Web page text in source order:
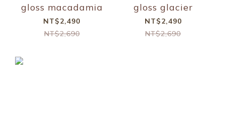
gloss macadamia
NT$2,490
NT$2,690
gloss glacier
NT$2,490
NT$2,690